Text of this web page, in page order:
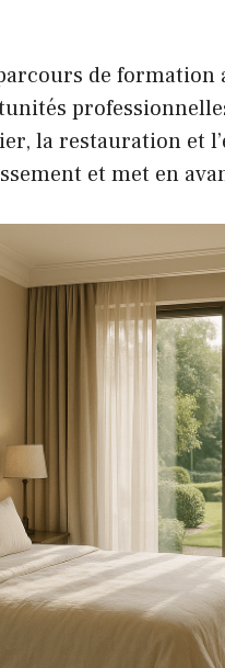
de formation
la restauration et
et met en